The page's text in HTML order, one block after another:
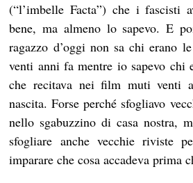
(“l’imbelle Facta”) che i fascisti
bene, ma almeno lo sapevo. E
ragazzo d’oggi non sa chi erano
venti anni fa mentre io sapevo chi
che recitava nei film muti venti
nascita. Forse perché sfogliavo
nello sgabuzzino di casa nostra,
sfogliare anche vecchie riviste
imparare che cosa accadeva prima